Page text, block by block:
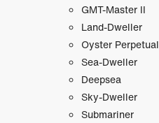
GMT‑Master II
Land‑Dweller
Oyster Perpetual
Sea‑Dweller
Deepsea
Sky‑Dweller
Submariner